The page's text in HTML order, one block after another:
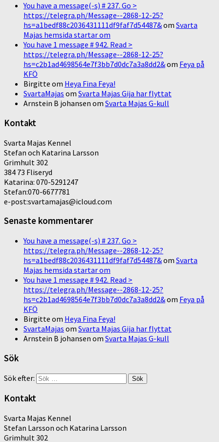
You have a message(-s) # 237. Go >
https://telegra.ph/Message--2868-12-25?
hs=a1bedf88c2036431111df9faf7d54487&om Svarta
Majas hemsida startar om
You have 1 message # 942. Read >
https://telegra.ph/Message--2868-12-25?
hs=c2b1ad4698564e7f3bb7d0dc7a3a8dd2&om Feya på
KFÖ
Birgitte om Heya Fina Feya!
SvartaMajas om Svarta Majas Gija har flyttat
Arnstein B johansen om Svarta Majas G-kull
Kontakt
Svarta Majas Kennel
Stefan och Katarina Larsson
Grimhult 302
384 73 Fliseryd
Katarina: 070-5291247
Stefan:070-6677781
e-post:svartamajas@icloud.com
Senaste kommentarer
You have a message(-s) # 237. Go >
https://telegra.ph/Message--2868-12-25?
hs=a1bedf88c2036431111df9faf7d54487&om Svarta
Majas hemsida startar om
You have 1 message # 942. Read >
https://telegra.ph/Message--2868-12-25?
hs=c2b1ad4698564e7f3bb7d0dc7a3a8dd2&om Feya på
KFÖ
Birgitte om Heya Fina Feya!
SvartaMajas om Svarta Majas Gija har flyttat
Arnstein B johansen om Svarta Majas G-kull
Sök
Sök efter:
Kontakt
Svarta Majas Kennel
Stefan Larsson och Katarina Larsson
Grimhult 302